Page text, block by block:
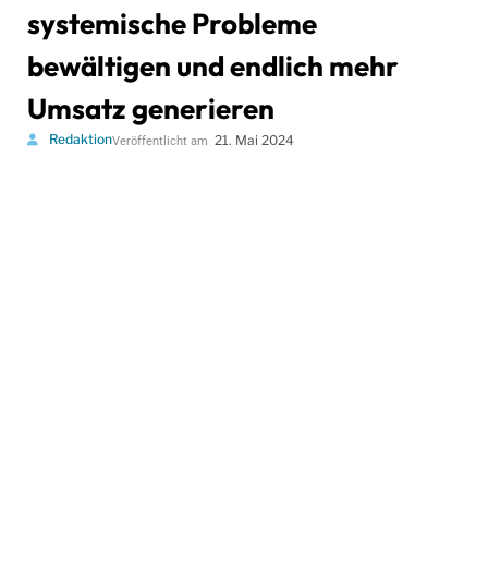
systemische Probleme
bewältigen und endlich mehr
Umsatz generieren
RedaktionVeröffentlicht am 21. Mai 2024